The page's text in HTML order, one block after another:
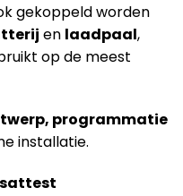
gekoppeld worden
en laadpaal,
op de meest
programmatie
installatie.